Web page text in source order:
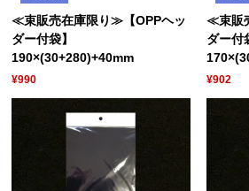
≪束販売在庫限り≫【OPPヘッ
ダー付袋】
190×(30+280)+40mm
¥990
≪束販
ダー付
¥902